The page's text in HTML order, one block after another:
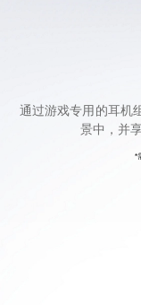
通过游戏专用的耳机
景中，并
*